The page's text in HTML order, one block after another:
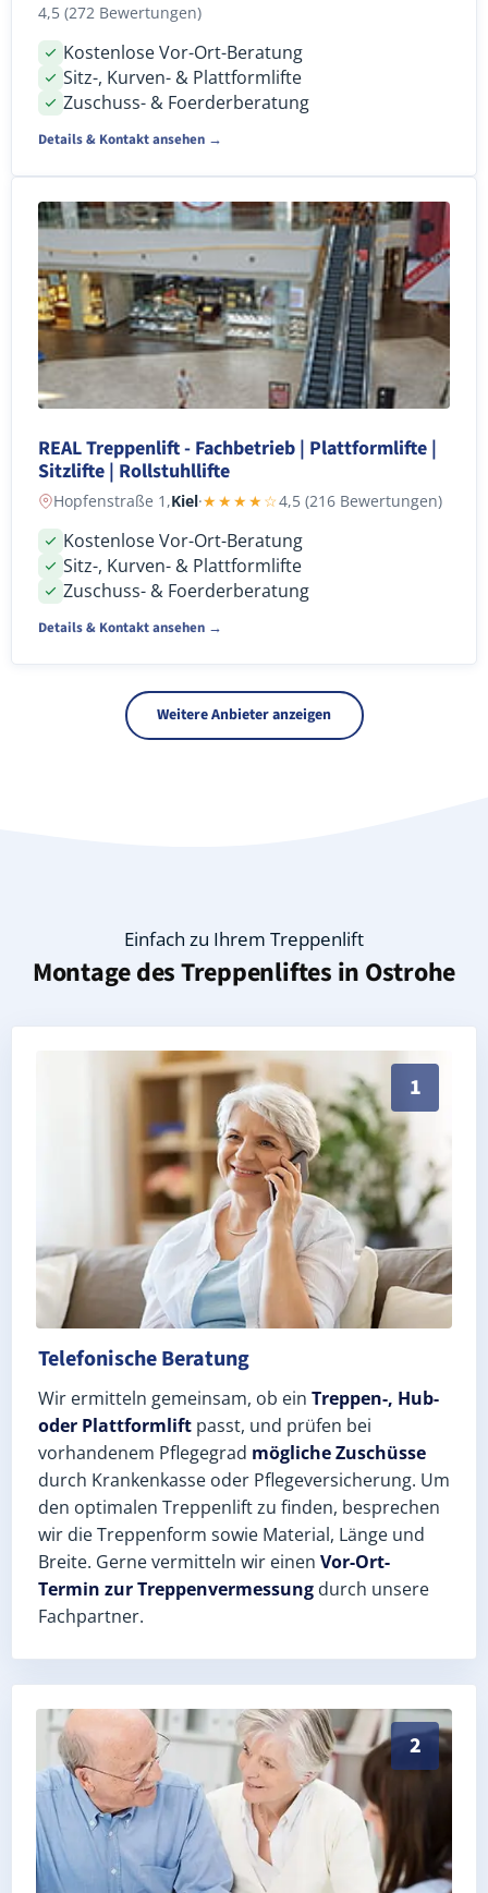
4,5 (272 Bewertungen)
Kostenlose Vor-Ort-Beratung
Sitz-, Kurven- & Plattformlifte
Zuschuss- & Foerderberatung
Details & Kontakt ansehen →
REAL Treppenlift - Fachbetrieb | Plattformlifte |
Sitzlifte | Rollstuhllifte
Hopfenstraße 1,Kiel·★★★★☆4,5 (216 Bewertungen)
Kostenlose Vor-Ort-Beratung
Sitz-, Kurven- & Plattformlifte
Zuschuss- & Foerderberatung
Details & Kontakt ansehen →
Weitere Anbieter anzeigen
Einfach zu Ihrem Treppenlift
Montage des Treppenliftes in Ostrohe
1
Persönliche Treppenlift-Beratung in Ostrohe 25746
Telefonische Beratung
Wir ermitteln gemeinsam, ob ein Treppen-, Hub-
oder Plattformlift passt, und prüfen bei
vorhandenem Pflegegrad mögliche Zuschüsse
durch Krankenkasse oder Pflegeversicherung. Um
den optimalen Treppenlift zu finden, besprechen
wir die Treppenform sowie Material, Länge und
Breite. Gerne vermitteln wir einen Vor-Ort-
Termin zur Treppenvermessung durch unsere
Fachpartner.
2
Exaktes Aufmaß in Ostrohe (Landkreis